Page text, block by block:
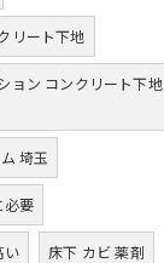
リート下地
ョン コンクリート下地
埼玉
必要
い 床下 カビ 薬剤